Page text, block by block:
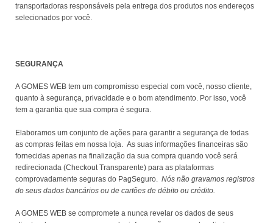
transportadoras responsáveis pela entrega dos produtos nos endereços
selecionados por você.
SEGURANÇA
A GOMES WEB tem um compromisso especial com você, nosso cliente,
quanto à segurança, privacidade e o bom atendimento. Por isso, você
tem a garantia que sua compra é segura.
Elaboramos um conjunto de ações para garantir a segurança de todas
as compras feitas em nossa loja.
As suas informações financeiras são
fornecidas apenas na finalização da sua compra quando você será
redirecionada (Checkout Transparente) para as plataformas
comprovadamente seguras do PagSeguro. Nós não gravamos registros
do seus dados bancários ou de cartões de débito ou crédito.
A GOMES WEB se compromete a nunca revelar os dados de seus